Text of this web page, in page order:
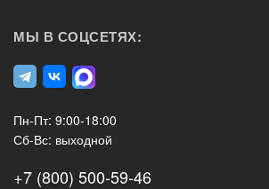
МЫ В СОЦСЕТЯХ:
Пн-Пт: 9:00-18:00
Сб-Вс: выходной
+7 (800) 500-59-46